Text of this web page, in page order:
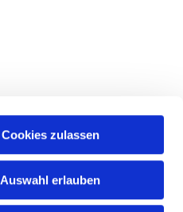
Cookies zulassen
Auswahl erlauben